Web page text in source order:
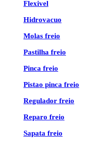
Flexivel
Hidrovacuo
Molas freio
Pastilha freio
Pinca freio
Pistao pinca freio
Regulador freio
Reparo freio
Sapata freio